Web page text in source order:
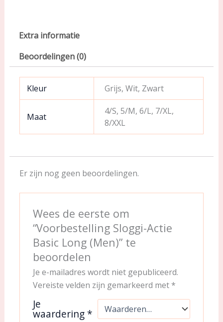
Extra informatie
Beoordelingen (0)
Kleur Grijs, Wit, Zwart
Maat
4/S, 5/M, 6/L, 7/XL,
8/XXL
Er zijn nog geen beoordelingen.
Wees de eerste om
“Voorbestelling Sloggi-Actie
Basic Long (Men)” te
beoordelen
Je e-mailadres wordt niet gepubliceerd.
Vereiste velden zijn gemarkeerd met *
Je
waardering *